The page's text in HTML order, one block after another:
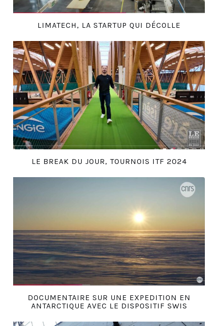
LIMATECH, LA STARTUP QUI DÉCOLLE
LE BREAK DU JOUR, TOURNOIS ITF 2024
DOCUMENTAIRE SUR UNE EXPEDITION EN
ANTARCTIQUE AVEC LE DISPOSITIF SWIS